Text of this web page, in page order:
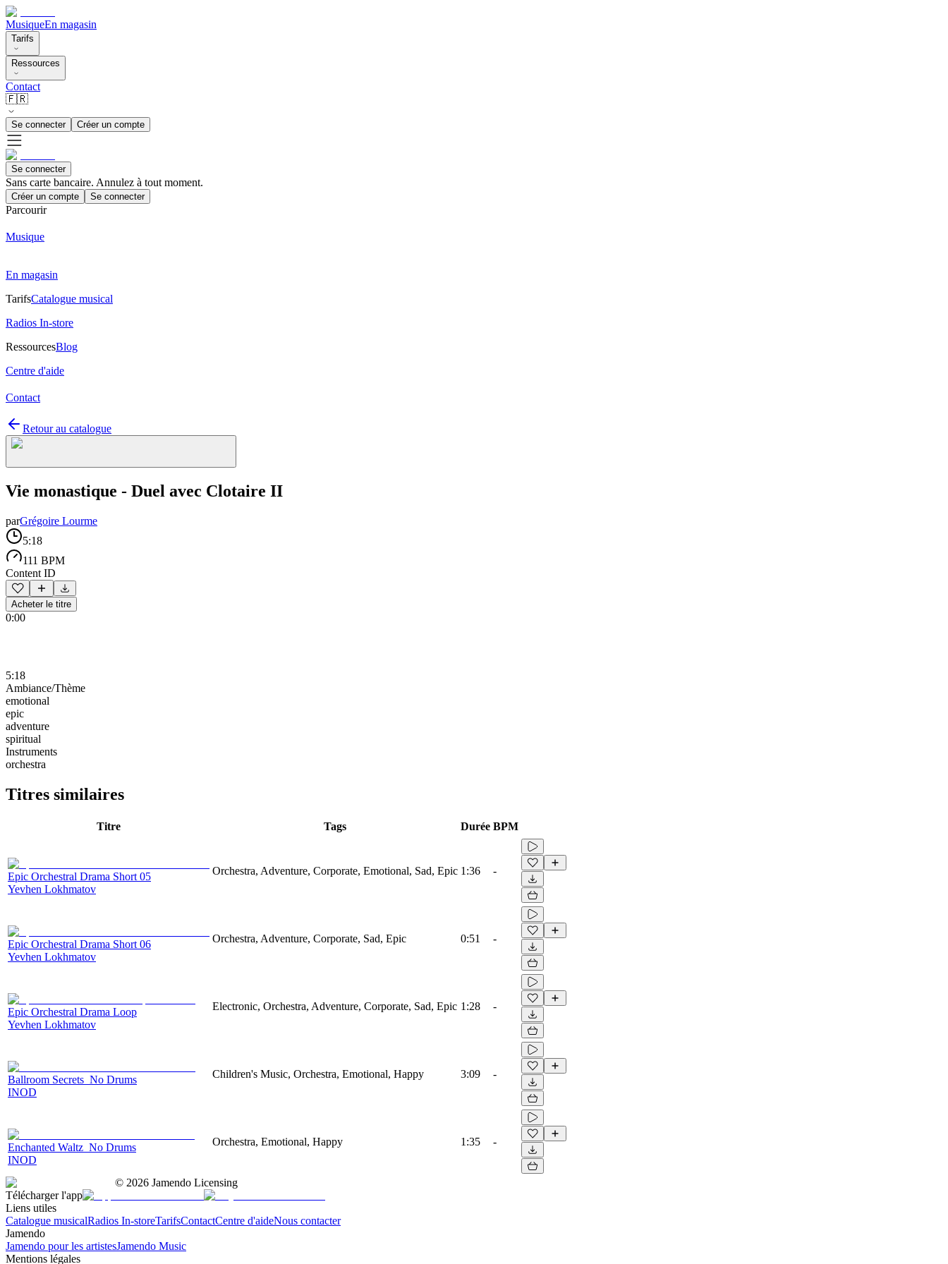
MusiqueEn magasin
Tarifs
Ressources
Contact
🇫🇷
Se connecter Créer un compte
Se connecter
Sans carte bancaire. Annulez à tout moment.
Créer un compte Se connecter
Parcourir
Musique
En magasin
TarifsCatalogue musical
Radios In-store
RessourcesBlog
Centre d'aide
Contact
Retour au catalogue
Vie monastique - Duel avec Clotaire II
parGrégoire Lourme
5:18
111 BPM
Content ID
Acheter le titre
0:00
5:18
Ambiance/Thème
emotional
epic
adventure
spiritual
Instruments
orchestra
Titres similaires
Titre Tags Durée BPM
Epic Orchestral Drama Short 05
Yevhen Lokhmatov
Orchestra, Adventure, Corporate, Emotional, Sad, Epic 1:36 -
Epic Orchestral Drama Short 06
Yevhen Lokhmatov
Orchestra, Adventure, Corporate, Sad, Epic 0:51 -
Epic Orchestral Drama Loop
Yevhen Lokhmatov
Electronic, Orchestra, Adventure, Corporate, Sad, Epic 1:28 -
Ballroom Secrets_No Drums
INOD
Children's Music, Orchestra, Emotional, Happy 3:09 -
Enchanted Waltz_No Drums
INOD
Orchestra, Emotional, Happy 1:35 -
© 2026 Jamendo Licensing
Télécharger l'app
Liens utiles
Catalogue musicalRadios In-storeTarifsContactCentre d'aideNous contacter
Jamendo
Jamendo pour les artistesJamendo Music
Mentions légales